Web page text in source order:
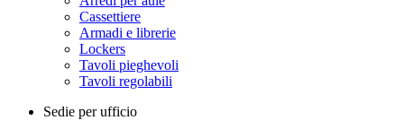
Cassettiere
Armadi e librerie
Lockers
Tavoli pieghevoli
Tavoli regolabili
Sedie per ufficio